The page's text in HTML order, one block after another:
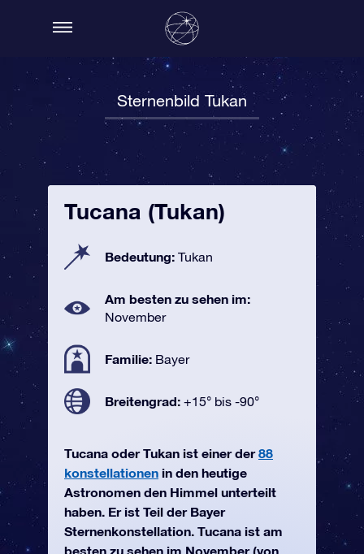
Sternenbild Tukan
Tucana (Tukan)
Bedeutung: Tukan
Am besten zu sehen im:
November
Familie: Bayer
Breitengrad: +15° bis -90°
Tucana oder Tukan ist einer der88
konstellationen in den heutige
Astronomen den Himmel unterteilt
haben. Er ist Teil der Bayer
Sternenkonstellation. Tucana ist am
besten zu sehen im November (von